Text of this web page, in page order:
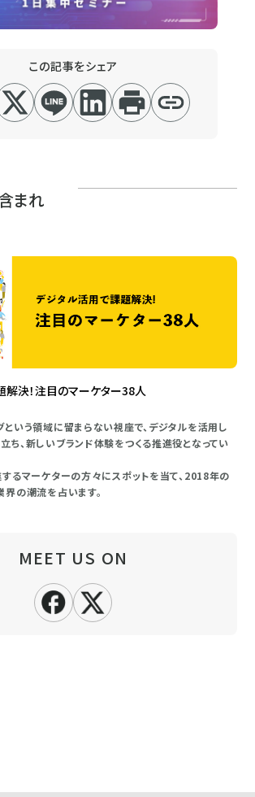
この記事をシェア
まれ
解決！注目のマーケター38人
という領域に留まらない視座で、デジタルを活用し
ち、新しいブランド体験をつくる推進役となってい
るマーケターの方々にスポットを当て、2018年の
界の潮流を占います。
MEET US ON